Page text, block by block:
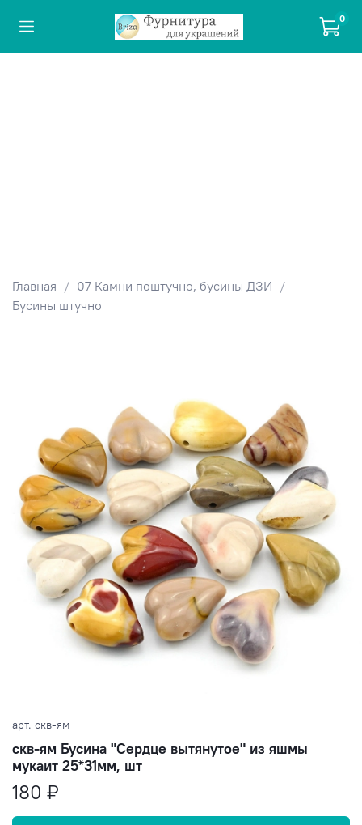
0
Главная
07 Камни поштучно, бусины ДЗИ
Бусины штучно
арт. скв-ям
скв-ям Бусина "Сердце вытянутое" из яшмы
мукаит 25*31мм, шт
180 ₽